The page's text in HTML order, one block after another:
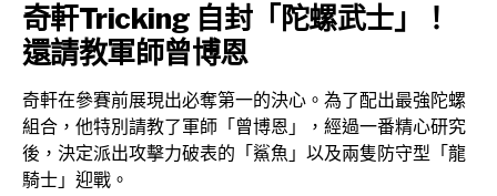
奇軒Tricking 自封「陀螺武士」！
還請教軍師曾博恩
奇軒在參賽前展現出必奪第一的決心。為了配出最強陀螺
組合，他特別請教了軍師「曾博恩」，經過一番精心研究
後，決定派出攻擊力破表的「鯊魚」以及兩隻防守型「龍
騎士」迎戰。